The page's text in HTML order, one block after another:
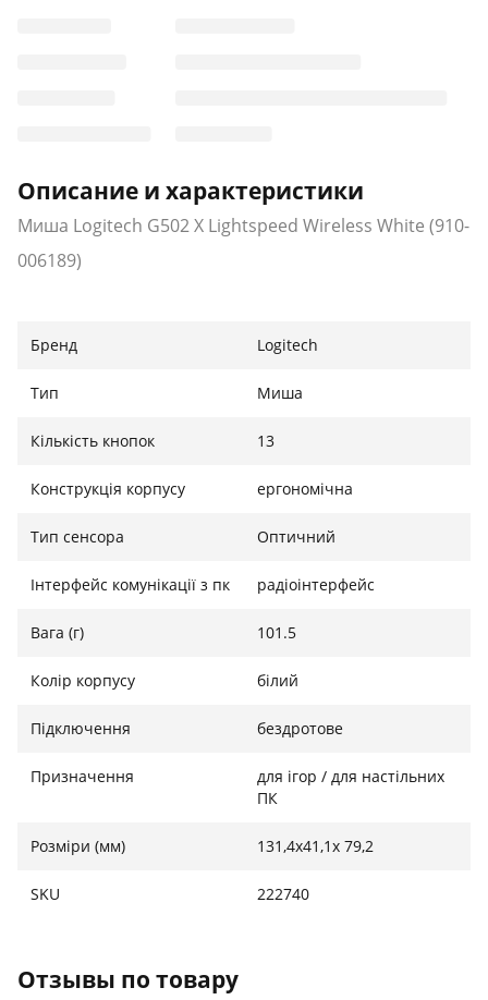
Описание и характеристики
Миша Logitech G502 X Lightspeed Wireless White (910-
006189)
Бренд Logitech
Тип Миша
Кількість кнопок 13
Конструкція корпусу ергономічна
Тип сенсора Оптичний
Інтерфейс комунікації з пк радіоінтерфейс
Вага (г) 101.5
Колір корпусу білий
Підключення бездротове
Призначення
для ігор / для настільних
ПК
Розміри (мм) 131,4x41,1x 79,2
SKU 222740
Отзывы по товару